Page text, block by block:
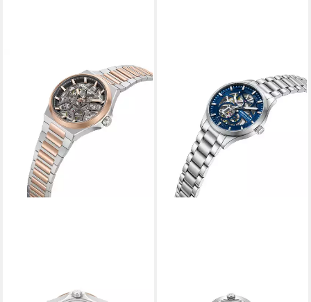
Automatikuhr Automatikuhr
Automatikuhr Automatikuhr